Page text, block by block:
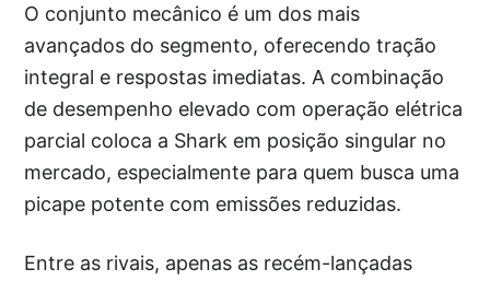
O conjunto mecânico é um dos mais
avançados do segmento, oferecendo tração
integral e respostas imediatas. A combinação
de desempenho elevado com operação elétrica
parcial coloca a Shark em posição singular no
mercado, especialmente para quem busca uma
picape potente com emissões reduzidas.
Entre as rivais, apenas as recém-lançadas